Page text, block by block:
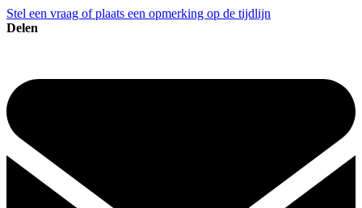
Stel een vraag of plaats een opmerking op de tijdlijn
Delen